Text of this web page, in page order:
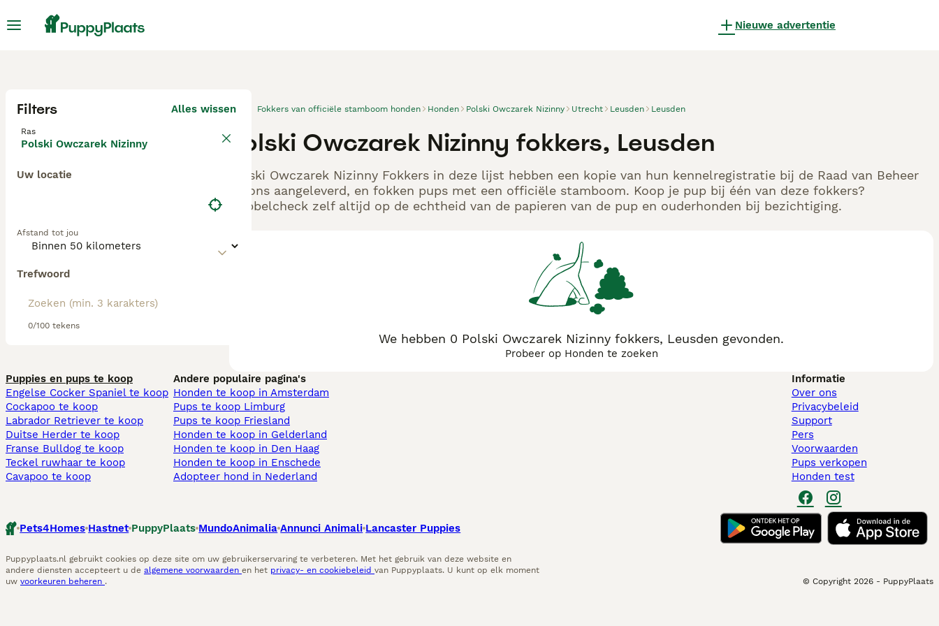
Nieuwe advertentie
Filters Alles wissen
Ras
Polski Owczarek Nizinny
Uw locatie
Afstand tot jou
Trefwoord
0/100 tekens
Fokkers van officiële stamboom honden Honden Polski Owczarek Nizinny Utrecht Leusden Leusden
Polski Owczarek Nizinny fokkers, Leusden
Polski Owczarek Nizinny Fokkers in deze lijst hebben een kopie van hun kennelregistratie bij de Raad van Beheer
bij ons aangeleverd, en fokken pups met een officiële stamboom. Koop je pup bij één van deze fokkers?
Dubbelcheck zelf altijd op de echtheid van de papieren van de pup en ouderhonden bij bezichtiging.
We hebben 0 Polski Owczarek Nizinny fokkers, Leusden gevonden.
Probeer op Honden te zoeken
Puppies en pups te koop
Engelse Cocker Spaniel te koop
Cockapoo te koop
Labrador Retriever te koop
Duitse Herder te koop
Franse Bulldog te koop
Teckel ruwhaar te koop
Cavapoo te koop
Andere populaire pagina's
Honden te koop in Amsterdam
Pups te koop Limburg​
Pups te koop Friesland​
Honden te koop in Gelderland
Honden te koop in Den Haag
Honden te koop in Enschede
Adopteer hond in Nederland
Informatie
Over ons
Privacybeleid
Support
Pers
Voorwaarden
Pups verkopen
Honden test
Pets4Homes Hastnet PuppyPlaats MundoAnimalia Annunci Animali Lancaster Puppies
Puppyplaats.nl gebruikt cookies op deze site om uw gebruikerservaring te verbeteren. Met het gebruik van deze website en
andere diensten accepteert u de algemene voorwaarden en het privacy- en cookiebeleid van Puppyplaats. U kunt op elk moment
uw voorkeuren beheren . © Copyright 2026 - PuppyPlaats